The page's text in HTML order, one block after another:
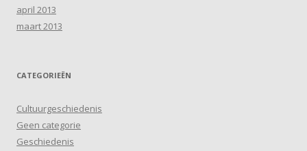
april 2013
maart 2013
CATEGORIEËN
Cultuurgeschiedenis
Geen categorie
Geschiedenis